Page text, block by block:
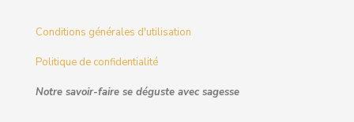
Conditions générales d'utilisation
Politique de confidentialité
Notre savoir-faire se déguste avec sagesse